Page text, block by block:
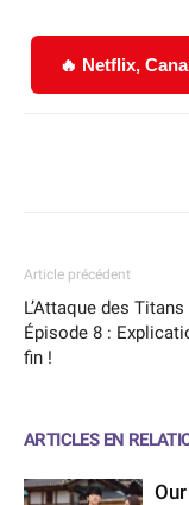
🔥 Netflix,
Article précédent
L’Attaque des
Épisode 8 :
fin !
ARTICLES EN